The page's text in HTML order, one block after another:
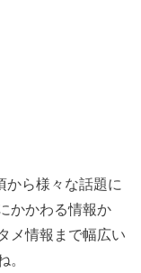
から様々な話題に
かかわる情報か
メ情報まで幅広い
。